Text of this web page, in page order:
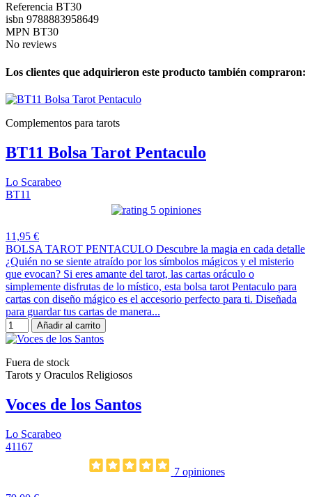
Referencia BT30
isbn 9788883958649
MPN BT30
No reviews
Los clientes que adquirieron este producto también compraron:
Complementos para tarots
BT11 Bolsa Tarot Pentaculo
Lo Scarabeo
BT11
5 opiniones
11,95 €
BOLSA TAROT PENTACULO Descubre la magia en cada detalle
¿Quién no se siente atraído por los símbolos mágicos y el misterio
que evocan? Si eres amante del tarot, las cartas oráculo o
simplemente disfrutas de lo místico, esta bolsa tarot Pentaculo para
cartas con diseño mágico es el accesorio perfecto para ti. Diseñada
para guardar tus cartas de manera...
Añadir al carrito
Fuera de stock
Tarots y Oraculos Religiosos
Voces de los Santos
Lo Scarabeo
41167
7 opiniones